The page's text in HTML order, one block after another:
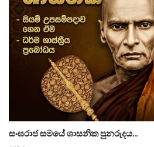
සංඝරාජ සමයේ ශාසනික පුනරුදය...